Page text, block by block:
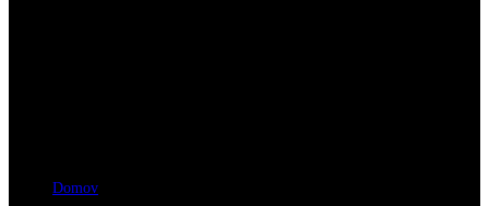
Domov